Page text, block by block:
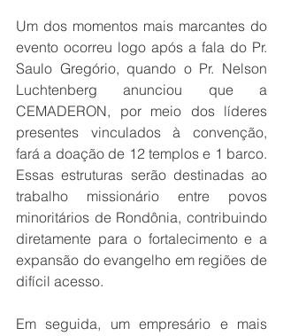
Um dos momentos mais marcantes do
evento ocorreu logo após a fala do Pr.
Saulo Gregório, quando o Pr. Nelson
Luchtenberg anunciou que a
CEMADERON, por meio dos líderes
presentes vinculados à convenção,
fará a doação de 12 templos e 1 barco.
Essas estruturas serão destinadas ao
trabalho missionário entre povos
minoritários de Rondônia, contribuindo
diretamente para o fortalecimento e a
expansão do evangelho em regiões de
difícil acesso.
Em seguida, um empresário e mais